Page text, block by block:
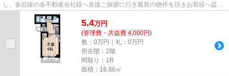
し、各沿線の各不動産会社様へ直接ご挨拶に行き最新の物件を頂きお客様へ提供
しております！最新の情報は...
5.4万円
(管理費・共益費 4,000円)
敷：0万円｜礼：0万円
所在階：2階
間取り：1R
面積：18.86㎡